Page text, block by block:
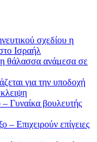
σχεδίου η
Ισραήλ
θάλασσα ανάμεσα σε
για την υποδοχή
Γυναίκα βουλευτής
Επιχειρούν επίγειες